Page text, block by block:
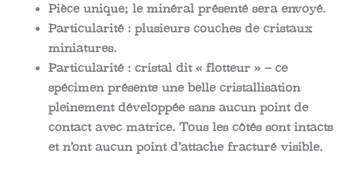
Pièce unique; le minéral présenté sera envoyé.
Particularité : plusieurs couches de cristaux
miniatures.
Particularité : cristal dit « flotteur » – ce
spécimen présente une belle cristallisation
pleinement développée sans aucun point de
contact avec matrice. Tous les côtés sont intacts
et n’ont aucun point d’attache fracturé visible.